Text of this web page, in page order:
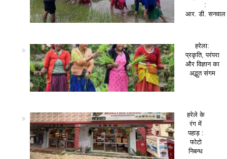
:
आर. डी. सनवाल
हरेला:
प्रकृति, परंपरा
और विज्ञान का
अद्भुत संगम
हरेले के
रंग में
पहाड़ :
फोटो
निबन्ध